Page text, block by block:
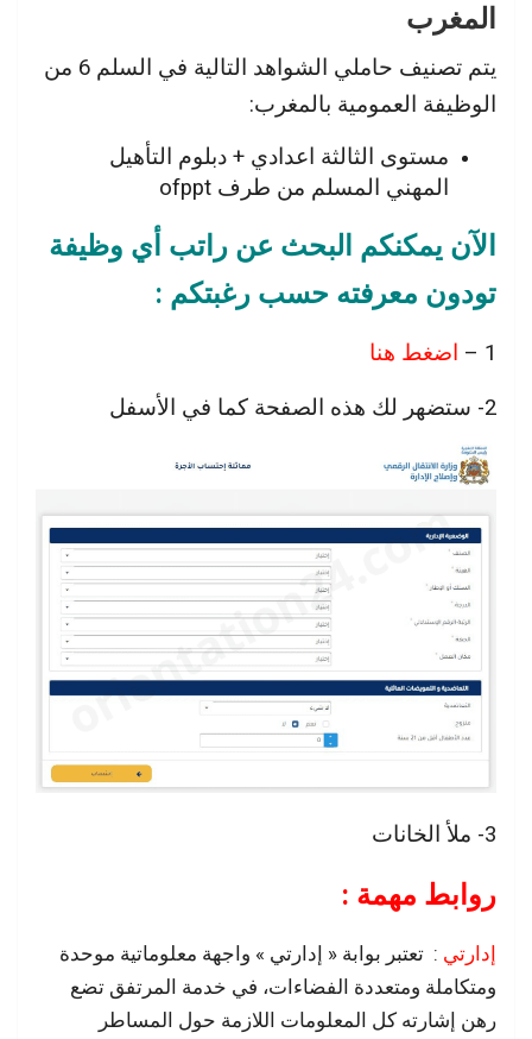
المغرب
يتم تصنيف حاملي الشواهد التالية في السلم 6 من
الوظيفة العمومية بالمغرب:
مستوى الثالثة اعدادي + دبلوم التأهيل
المهني المسلم من طرف ofppt
الآن يمكنكم البحث عن راتب أي وظيفة
تودون معرفته حسب رغبتكم :
1 – اضغط هنا
2- ستضهر لك هذه الصفحة كما في الأسفل
3- ملأ الخانات
روابط مهمة :
إدارتي : تعتبر بوابة « إدارتي » واجهة معلوماتية موحدة
ومتكاملة ومتعددة الفضاءات، في خدمة المرتفق تضع
رهن إشارته كل المعلومات اللازمة حول المساطر